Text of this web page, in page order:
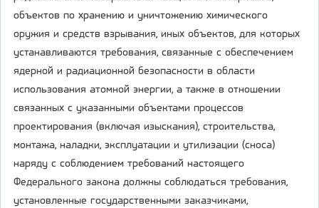
объектов по хранению и уничтожению химического
оружия и средств взрывания, иных объектов, для которых
устанавливаются требования, связанные с обеспечением
ядерной и радиационной безопасности в области
использования атомной энергии, а также в отношении
связанных с указанными объектами процессов
проектирования (включая изыскания), строительства,
монтажа, наладки, эксплуатации и утилизации (сноса)
наряду с соблюдением требований настоящего
Федерального закона должны соблюдаться требования,
установленные государственными заказчиками,